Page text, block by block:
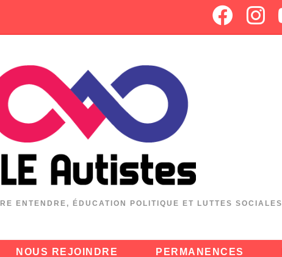
ENTENDRE, ÉDUCATION POLITIQUE ET LUTTES SOCIALES
NOUS REJOINDRE PERMANENCES